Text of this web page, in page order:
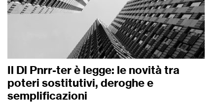
Il Dl Pnrr-ter è legge: le novità tra
poteri sostitutivi, deroghe e
semplificazioni